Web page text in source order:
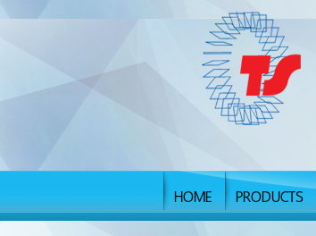
HOME PRODUCTS